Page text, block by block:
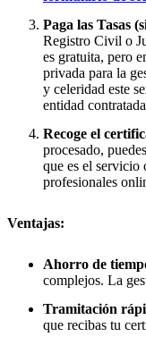
Paga las Tasas
Registro Civil o
es gratuita, pero
privada para la
y celeridad este
entidad
Recoge el
procesado,
que es el servicio
profesionales
Ventajas:
Ahorro de
complejos. La
Tramitación
que recibas tu